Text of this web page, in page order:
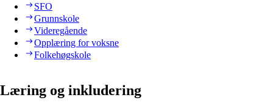
SFO
Grunnskole
Videregående
Opplæring for voksne
Folkehøgskole
Læring og inkludering